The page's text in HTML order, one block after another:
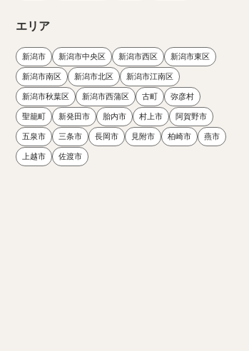
エリア
新潟市 新潟市中央区 新潟市西区 新潟市東区
新潟市南区 新潟市北区 新潟市江南区
新潟市秋葉区 新潟市西蒲区 古町 弥彦村
聖籠町 新発田市 胎内市 村上市 阿賀野市
五泉市 三条市 長岡市 見附市 柏崎市 燕市
上越市 佐渡市